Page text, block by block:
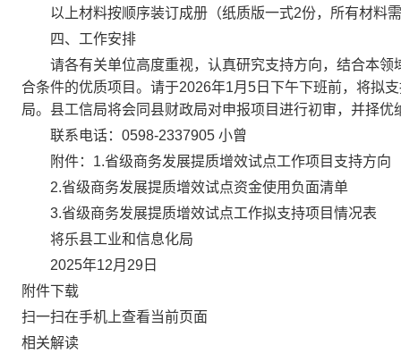
以上材料按顺序装订成册（纸质版一式2份，所有材料需
四、工作安排
请各有关单位高度重视，认真研究支持方向，结合本领
合条件的优质项目。请于2026年1月5日下午下班前，将拟
局。县工信局将会同县财政局对申报项目进行初审，并择优
联系电话：0598-2337905 小曾
附件：1.省级商务发展提质增效试点工作项目支持方向
2.省级商务发展提质增效试点资金使用负面清单
3.省级商务发展提质增效试点工作拟支持项目情况表
将乐县工业和信息化局
2025年12月29日
附件下载
扫一扫在手机上查看当前页面
相关解读